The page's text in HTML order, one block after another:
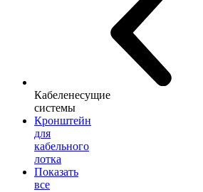
Кабеленесущие
системы
Кронштейн
для
кабельного
лотка
Показать
все